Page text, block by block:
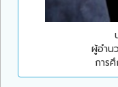
ผู้อำน
การ